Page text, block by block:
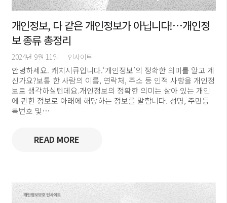
개인정보, 다 같은 개인정보가 아닙니다!…개인정
보 종류 총정리
2024년 9월 11일 인사이트
안녕하세요. 캐치시큐입니다.‘개인정보’의 정확한 의미를 알고 계
신가요?보통 한 사람의 이름, 연락처, 주소 등 인적 사항을 개인정
보로 생각하실텐데요.개인정보의 정확한 의미는 살아 있는 개인
에 관한 정보로 아래에 해당하는 정보를 말합니다. 성명, 주민등
록번호 및…
READ MORE